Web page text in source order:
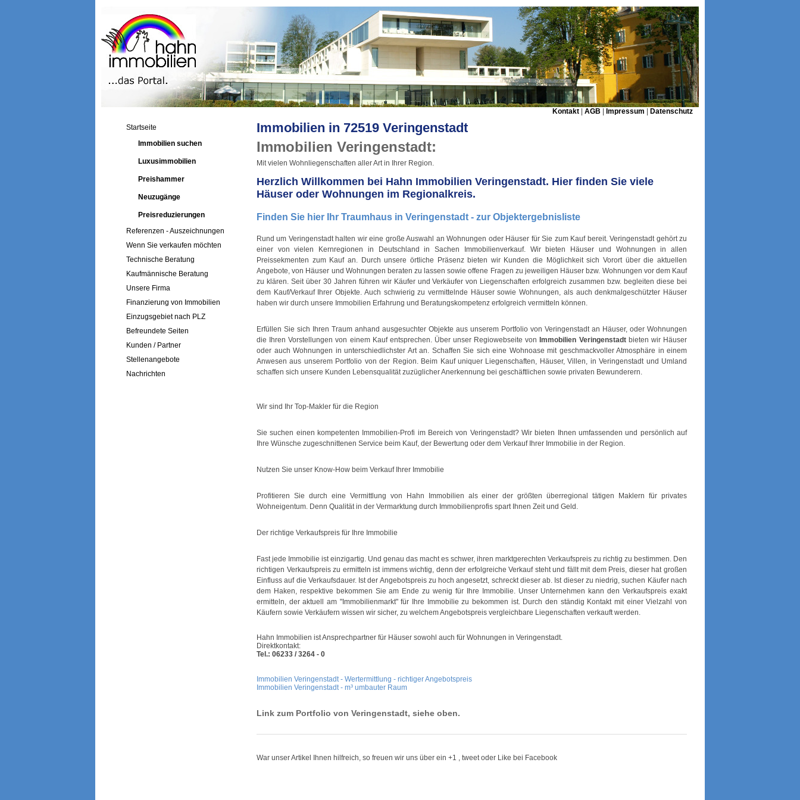
Kontakt AGB Impressum
Datenschutz
Startseite
Immobilien suchen
Luxusimmobilien
Preishammer
Neuzugänge
Preisreduzierungen
Referenzen - Auszeichnungen
Wenn Sie verkaufen möchten
Technische Beratung
Kaufmännische Beratung
Unsere Firma
Finanzierung von Immobilien
Einzugsgebiet nach PLZ
Befreundete Seiten
Kunden / Partner
Stellenangebote
Nachrichten
Immobilien in 72519 Veringenstadt
Immobilien Veringenstadt:
Mit vielen Wohnliegenschaften aller Art in Ihrer Region.
Herzlich Willkommen bei Hahn Immobilien Veringenstadt. Hier finden Sie viele
Häuser oder Wohnungen im Regionalkreis.
Finden Sie hier Ihr Traumhaus in Veringenstadt - zur Objektergebnisliste
Rund um Veringenstadt halten wir eine große Auswahl an Wohnungen oder Häuser für Sie zum Kauf bereit. Veringenstadt gehört zu
einer von vielen Kernregionen in Deutschland in Sachen Immobilienverkauf. Wir bieten Häuser und Wohnungen in allen
Preissekmenten zum Kauf an. Durch unsere örtliche Präsenz bieten wir Kunden die Möglichkeit sich Vorort über die aktuellen
Angebote, von Häuser und Wohnungen beraten zu lassen sowie offene Fragen zu jeweiligen Häuser bzw. Wohnungen vor dem Kauf
zu klären. Seit über 30 Jahren führen wir Käufer und Verkäufer von Liegenschaften erfolgreich zusammen bzw. begleiten diese bei
dem Kauf/Verkauf Ihrer Objekte. Auch schwierig zu vermittelnde Häuser sowie Wohnungen, als auch denkmalgeschützter Häuser
haben wir durch unsere Immobilien Erfahrung und Beratungskompetenz erfolgreich vermitteln können.
Erfüllen Sie sich Ihren Traum anhand ausgesuchter Objekte aus unserem Portfolio von Veringenstadt an Häuser, oder Wohnungen
die Ihren Vorstellungen von einem Kauf entsprechen. Über unser Regiowebseite vonImmobilien Veringenstadtbieten wir Häuser
oder auch Wohnungen in unterschiedlichster Art an. Schaffen Sie sich eine Wohnoase mit geschmackvoller Atmosphäre in einem
Anwesen aus unserem Portfolio von der Region. Beim Kauf uniquer Liegenschaften, Häuser, Villen, in Veringenstadt und Umland
schaffen sich unsere Kunden Lebensqualität zuzüglicher Anerkennung bei geschäftlichen sowie privaten Bewunderern.
Wir sind Ihr Top-Makler für die Region
Sie suchen einen kompetenten Immobilien-Profi im Bereich von Veringenstadt? Wir bieten Ihnen umfassenden und persönlich auf
Ihre Wünsche zugeschnittenen Service beim Kauf, der Bewertung oder dem Verkauf Ihrer Immobilie in der Region.
Nutzen Sie unser Know-How beim Verkauf Ihrer Immobilie
Profitieren Sie durch eine Vermittlung von Hahn Immobilien als einer der größten überregional tätigen Maklern für privates
Wohneigentum. Denn Qualität in der Vermarktung durch Immobilienprofis spart Ihnen Zeit und Geld.
Der richtige Verkaufspreis für Ihre Immobilie
Fast jede Immobilie ist einzigartig. Und genau das macht es schwer, ihren marktgerechten Verkaufspreis zu richtig zu bestimmen. Den
richtigen Verkaufspreis zu ermitteln ist immens wichtig, denn der erfolgreiche Verkauf steht und fällt mit dem Preis, dieser hat großen
Einfluss auf die Verkaufsdauer. Ist der Angebotspreis zu hoch angesetzt, schreckt dieser ab. Ist dieser zu niedrig, suchen Käufer nach
dem Haken, respektive bekommen Sie am Ende zu wenig für Ihre Immobilie. Unser Unternehmen kann den Verkaufspreis exakt
ermitteln, der aktuell am "Immobilienmarkt" für Ihre Immobilie zu bekommen ist. Durch den ständig Kontakt mit einer Vielzahl von
Käufern sowie Verkäufern wissen wir sicher, zu welchem Angebotspreis vergleichbare Liegenschaften verkauft werden.
Hahn Immobilien ist Ansprechpartner für Häuser sowohl auch für Wohnungen in Veringenstadt.
Direktkontakt:
Tel.: 06233 / 3264 - 0
Immobilien Veringenstadt - Wertermittlung - richtiger Angebotspreis
Immobilien Veringenstadt - m³ umbauter Raum
Link zum Portfolio von Veringenstadt, siehe oben.
War unser Artikel Ihnen hilfreich, so freuen wir uns über ein +1 , tweet oder Like bei Facebook